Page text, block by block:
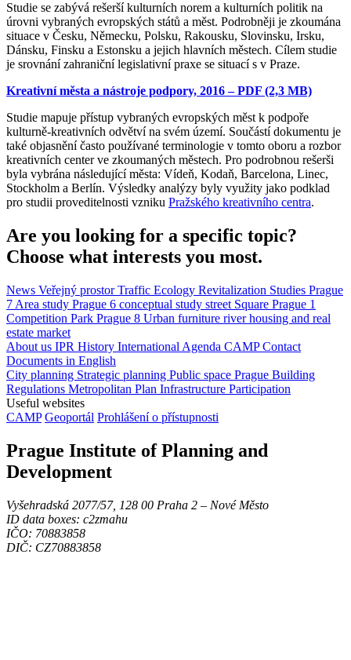
Studie se zabývá rešerší kulturních norem a kulturních politik na
úrovni vybraných evropských států a měst. Podrobněji je zkoumána
situace v Česku, Německu, Polsku, Rakousku, Slovinsku, Irsku,
Dánsku, Finsku a Estonsku a jejich hlavních městech. Cílem studie
je srovnání zahraniční legislativní praxe se situací s v Praze.
Kreativní města a nástroje podpory, 2016 – PDF (2,3 MB)
Studie mapuje přístup vybraných evropských měst k podpoře
kulturně-kreativních odvětví na svém území. Součástí dokumentu je
také objasnění často používané terminologie v tomto oboru a rozbor
kreativních center ve zkoumaných městech. Pro podrobnou rešerši
byla vybrána následující města: Vídeň, Kodaň, Barcelona, Linec,
Stockholm a Berlín. Výsledky analýzy byly využity jako podklad
pro studii proveditelnosti vzniku Pražského kreativního centra.
Are you looking for a specific topic?
Choose what interests you most.
News Veřejný prostorTraffic Ecology Revitalization Studies Prague
7 Area study Prague 6 conceptual study street Square Prague 1
Competition Park Prague 8 Urban furniture riverhousing and real
estate market
About us IPR History International Agenda CAMPContact
Documents in English
City planning Strategic planning Public space Prague Building
Regulations Metropolitan Plan Infrastructure Participation
Useful websites
CAMP Geoportál Prohlášení o přístupnosti
Prague Institute of Planning and
Development
Vyšehradská 2077/57, 128 00 Praha 2 ‒ Nové Město
ID data boxes: c2zmahu
IČO: 70883858
DIČ: CZ70883858